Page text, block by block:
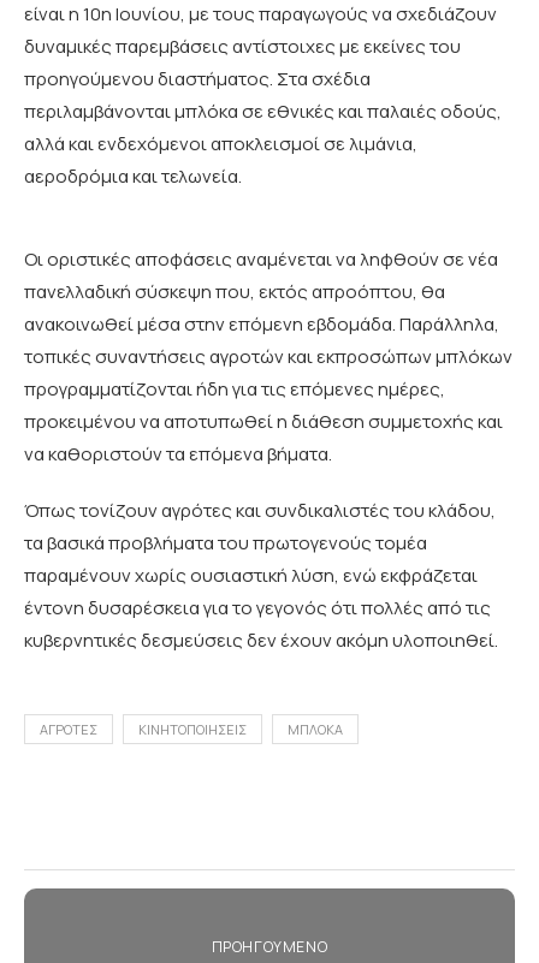
είναι η 10η Ιουνίου, με τους παραγωγούς να σχεδιάζουν
δυναμικές παρεμβάσεις αντίστοιχες με εκείνες του
προηγούμενου διαστήματος. Στα σχέδια
περιλαμβάνονται μπλόκα σε εθνικές και παλαιές οδούς,
αλλά και ενδεχόμενοι αποκλεισμοί σε λιμάνια,
αεροδρόμια και τελωνεία.
Οι οριστικές αποφάσεις αναμένεται να ληφθούν σε νέα
πανελλαδική σύσκεψη που, εκτός απροόπτου, θα
ανακοινωθεί μέσα στην επόμενη εβδομάδα. Παράλληλα,
τοπικές συναντήσεις αγροτών και εκπροσώπων μπλόκων
προγραμματίζονται ήδη για τις επόμενες ημέρες,
προκειμένου να αποτυπωθεί η διάθεση συμμετοχής και
να καθοριστούν τα επόμενα βήματα.
Όπως τονίζουν αγρότες και συνδικαλιστές του κλάδου,
τα βασικά προβλήματα του πρωτογενούς τομέα
παραμένουν χωρίς ουσιαστική λύση, ενώ εκφράζεται
έντονη δυσαρέσκεια για το γεγονός ότι πολλές από τις
κυβερνητικές δεσμεύσεις δεν έχουν ακόμη υλοποιηθεί.
ΑΓΡΟΤΕΣ ΚΙΝΗΤΟΠΟΙΗΣΕΙΣ ΜΠΛΟΚΑ
ΠΡΟΗΓΟΎΜΕΝΟ